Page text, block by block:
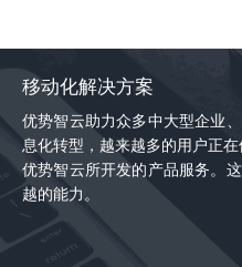
移动化解决方案
优势智云助力众多中大型企业
息化转型，越来越多的用户正
优势智云所开发的产品服务。
越的能力。